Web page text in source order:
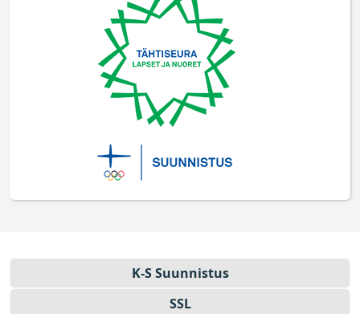
K-S Suun­nistus
SSL